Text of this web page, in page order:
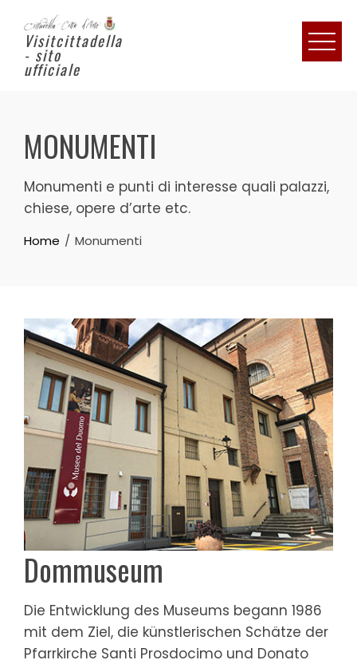
Visitcittadella
- sito
ufficiale
MONUMENTI
Monumenti e punti di interesse quali palazzi,
chiese, opere d’arte etc.
Home Monumenti
Dommuseum
Die Entwicklung des Museums begann 1986
mit dem Ziel, die künstlerischen Schätze der
Pfarrkirche Santi Prosdocimo und Donato